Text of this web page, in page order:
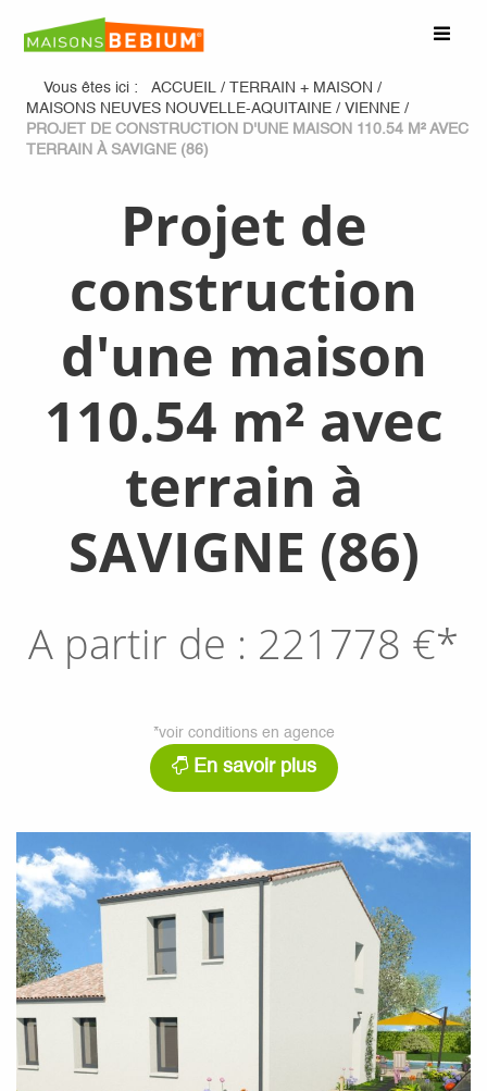
Vous êtes ici : ACCUEIL / TERRAIN + MAISON /
MAISONS NEUVES NOUVELLE-AQUITAINE / VIENNE /
PROJET DE CONSTRUCTION D'UNE MAISON 110.54 M² AVEC
TERRAIN À SAVIGNE (86)
Projet de
construction
d'une maison
110.54 m² avec
terrain à
SAVIGNE (86)
A partir de : 221778 €*
*voir conditions en agence
En savoir plus